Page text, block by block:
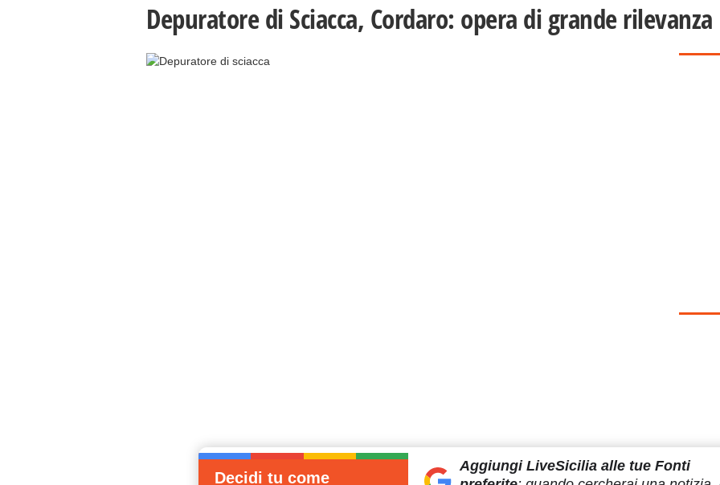
Depuratore di Sciacca, Cordaro: opera di grande rilevanza
Decidi tu come
Aggiungi LiveSiciliaalle tue Fonti